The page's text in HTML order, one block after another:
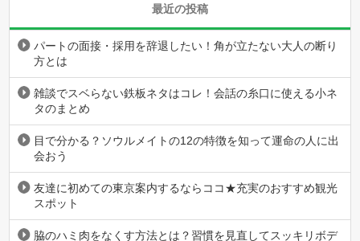
最近の投稿
パートの面接・採用を辞退したい！角が立たない大人の断り
方とは
雑談でスベらない鉄板ネタはコレ！会話の糸口に使える小ネ
タのまとめ
目で分かる？ソウルメイトの12の特徴を知って運命の人に出
会おう
友達に初めての東京案内するならココ★充実のおすすめ観光
スポット
脇のハミ肉をなくす方法とは？習慣を見直してスッキリボデ